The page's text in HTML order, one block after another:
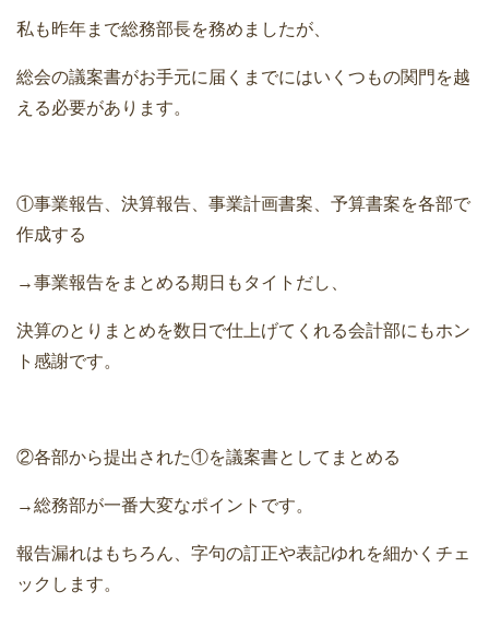
私も昨年まで総務部長を務めましたが、
総会の議案書がお手元に届くまでにはいくつもの関門を越
える必要があります。
①事業報告、決算報告、事業計画書案、予算書案を各部で
作成する
→事業報告をまとめる期日もタイトだし、
決算のとりまとめを数日で仕上げてくれる会計部にもホン
ト感謝です。
②各部から提出された①を議案書としてまとめる
→総務部が一番大変なポイントです。
報告漏れはもちろん、字句の訂正や表記ゆれを細かくチェ
ックします。